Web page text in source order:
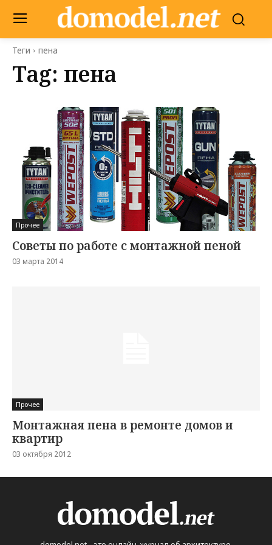
Теги пена
Tag: пена
Прочее
Советы по работе с монтажной пеной
03 марта 2014
Прочее
Монтажная пена в ремонте домов и
квартир
03 октября 2012